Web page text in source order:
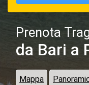
Prenota
da Bari a
Mappa